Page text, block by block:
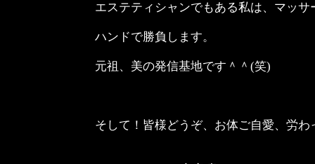
エステティシャンでもある私は、マッサ
ハンドで勝負します。
元祖、美の発信基地です＾＾(笑)
そして！皆様どうぞ、お体ご自愛、労わ